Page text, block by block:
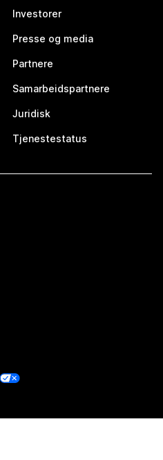
Investorer
Presse og media
Partnere
Samarbeidspartnere
Juridisk
Tjenestestatus